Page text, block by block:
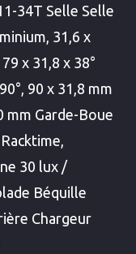
34T Selle Selle
31,6 x
x 31,8 x 38°
90 x 31,8 mm
mm Garde-Boue
30 lux /
Béquille
Chargeur